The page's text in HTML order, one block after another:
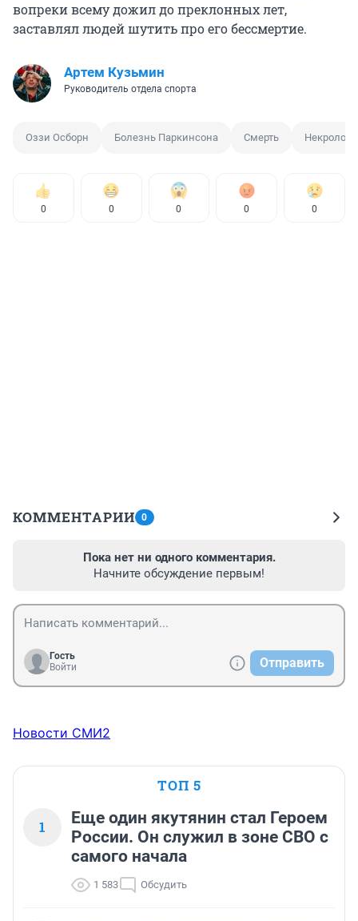
вопреки всему дожил до преклонных лет,
заставлял людей шутить про его бессмертие.
Артем Кузьмин
Руководитель отдела спорта
Оззи Осборн Болезнь Паркинсона Смерть Некролог
0 0 0 0 0
КОММЕНТАРИИ 0
Пока нет ни одного комментария.
Начните обсуждение первым!
Гость
Войти
Отправить
Новости СМИ2
ТОП 5
1
Еще один якутянин стал Героем
России. Он служил в зоне СВО с
самого начала
1 583 Обсудить